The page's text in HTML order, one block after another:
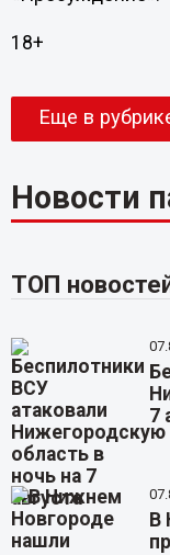
18+
Еще в
Новости
ТОП
7
В